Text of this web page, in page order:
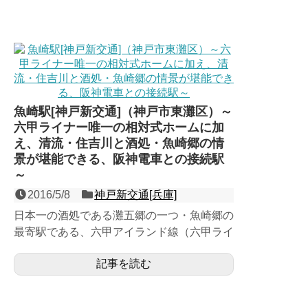
魚崎駅[神戸新交通]（神戸市東灘区）～
六甲ライナー唯一の相対式ホームに加
え、清流・住吉川と酒処・魚崎郷の情
景が堪能できる、阪神電車との接続駅
～
2016/5/8
神戸新交通[兵庫]
日本一の酒処である灘五郷の一つ・魚崎郷の
最寄駅である、六甲アイランド線（六甲ライ
線との接続駅。六甲ラ...
記事を読む